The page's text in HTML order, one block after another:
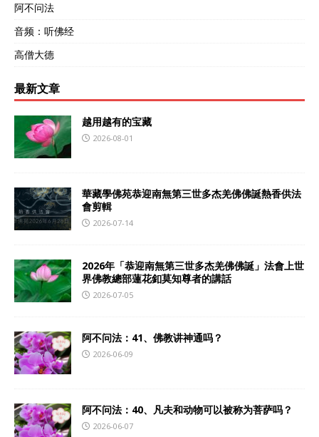
阿不问法
音频：听佛经
高僧大德
最新文章
越用越有的宝藏
2026-08-01
華藏學佛苑恭迎南無第三世多杰羌佛佛誕熱香供法
會剪輯
2026-07-14
2026年「恭迎南無第三世多杰羌佛佛誕」法會上世
界佛教總部蓮花釦莫知尊者的講話
2026-07-05
阿不问法：41、佛教讲神通吗？
2026-06-09
阿不问法：40、凡夫和动物可以被称为菩萨吗？
2026-06-07